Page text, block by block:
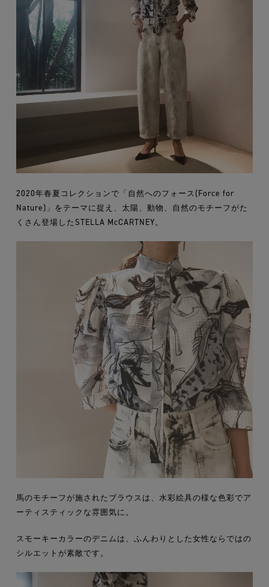
2020年春夏コレクションで「自然へのフォース(Force for
Nature)」をテーマに捉え、太陽、動物、自然のモチーフがた
くさん登場したSTELLA McCARTNEY。
馬のモチーフが施されたブラウスは、水彩絵具の様な色彩でア
ーティスティックな雰囲気に。
スモーキーカラーのデニムは、ふんわりとした女性ならではの
シルエットが素敵です。